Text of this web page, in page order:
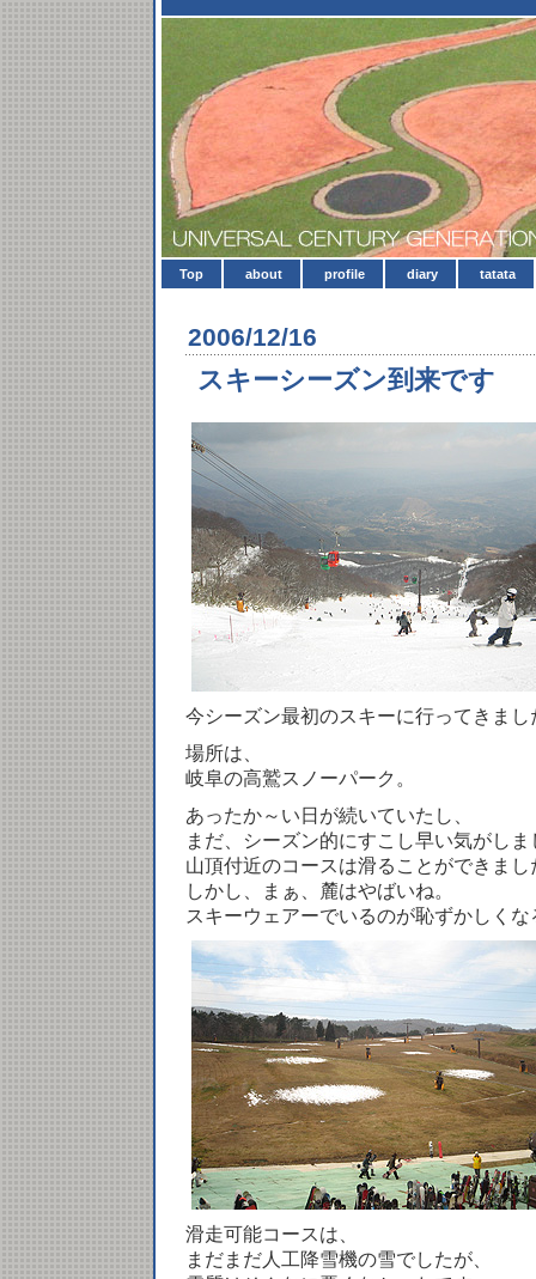
Top about profile diary tatata
2006/12/16
スキーシーズン到来です
今シーズン最初のスキーに行ってきまし
場所は、
岐阜の高鷲スノーパーク。
あったか～い日が続いていたし、
まだ、シーズン的にすこし早い気がしま
山頂付近のコースは滑ることができまし
しかし、まぁ、麓はやばいね。
スキーウェアーでいるのが恥ずかしく
滑走可能コースは、
まだまだ人工降雪機の雪でしたが、